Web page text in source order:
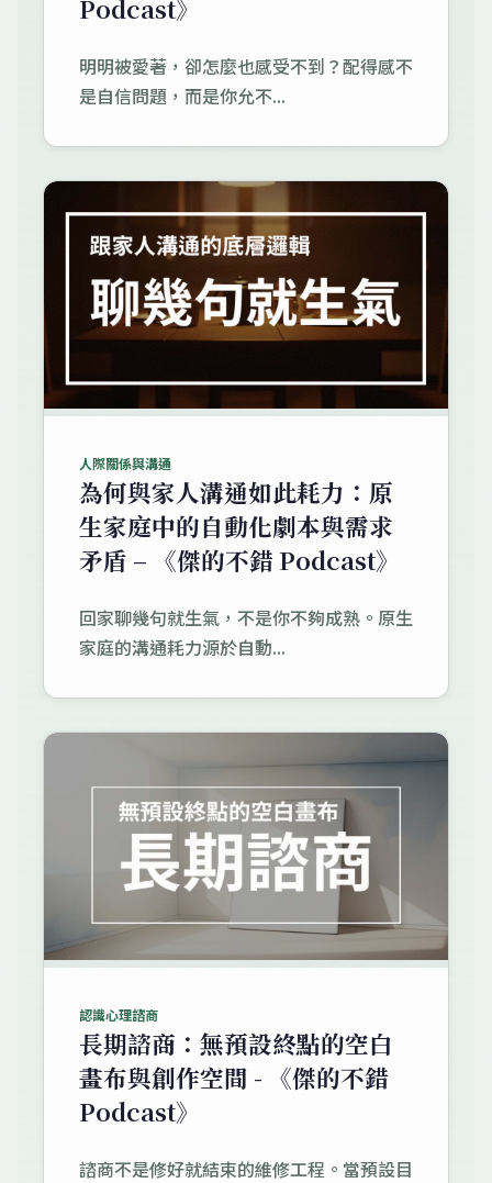
Podcast》
明明被愛著，卻怎麼也感受不到？配得感不
是自信問題，而是你允不...
人際關係與溝通
為何與家人溝通如此耗力：原
生家庭中的自動化劇本與需求
矛盾 – 《傑的不錯 Podcast》
回家聊幾句就生氣，不是你不夠成熟。原生
家庭的溝通耗力源於自動...
認識心理諮商
長期諮商：無預設終點的空白
畫布與創作空間 - 《傑的不錯
Podcast》
諮商不是修好就結束的維修工程。當預設目